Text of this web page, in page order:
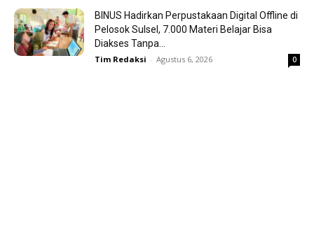
BINUS Hadirkan Perpustakaan Digital Offline di
Pelosok Sulsel, 7.000 Materi Belajar Bisa
Diakses Tanpa...
Tim Redaksi - Agustus 6, 2026 0